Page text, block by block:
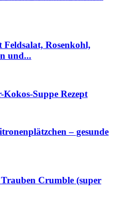
Rosenkohl,
und...
Suppe Rezept
– gesunde
Crumble (super